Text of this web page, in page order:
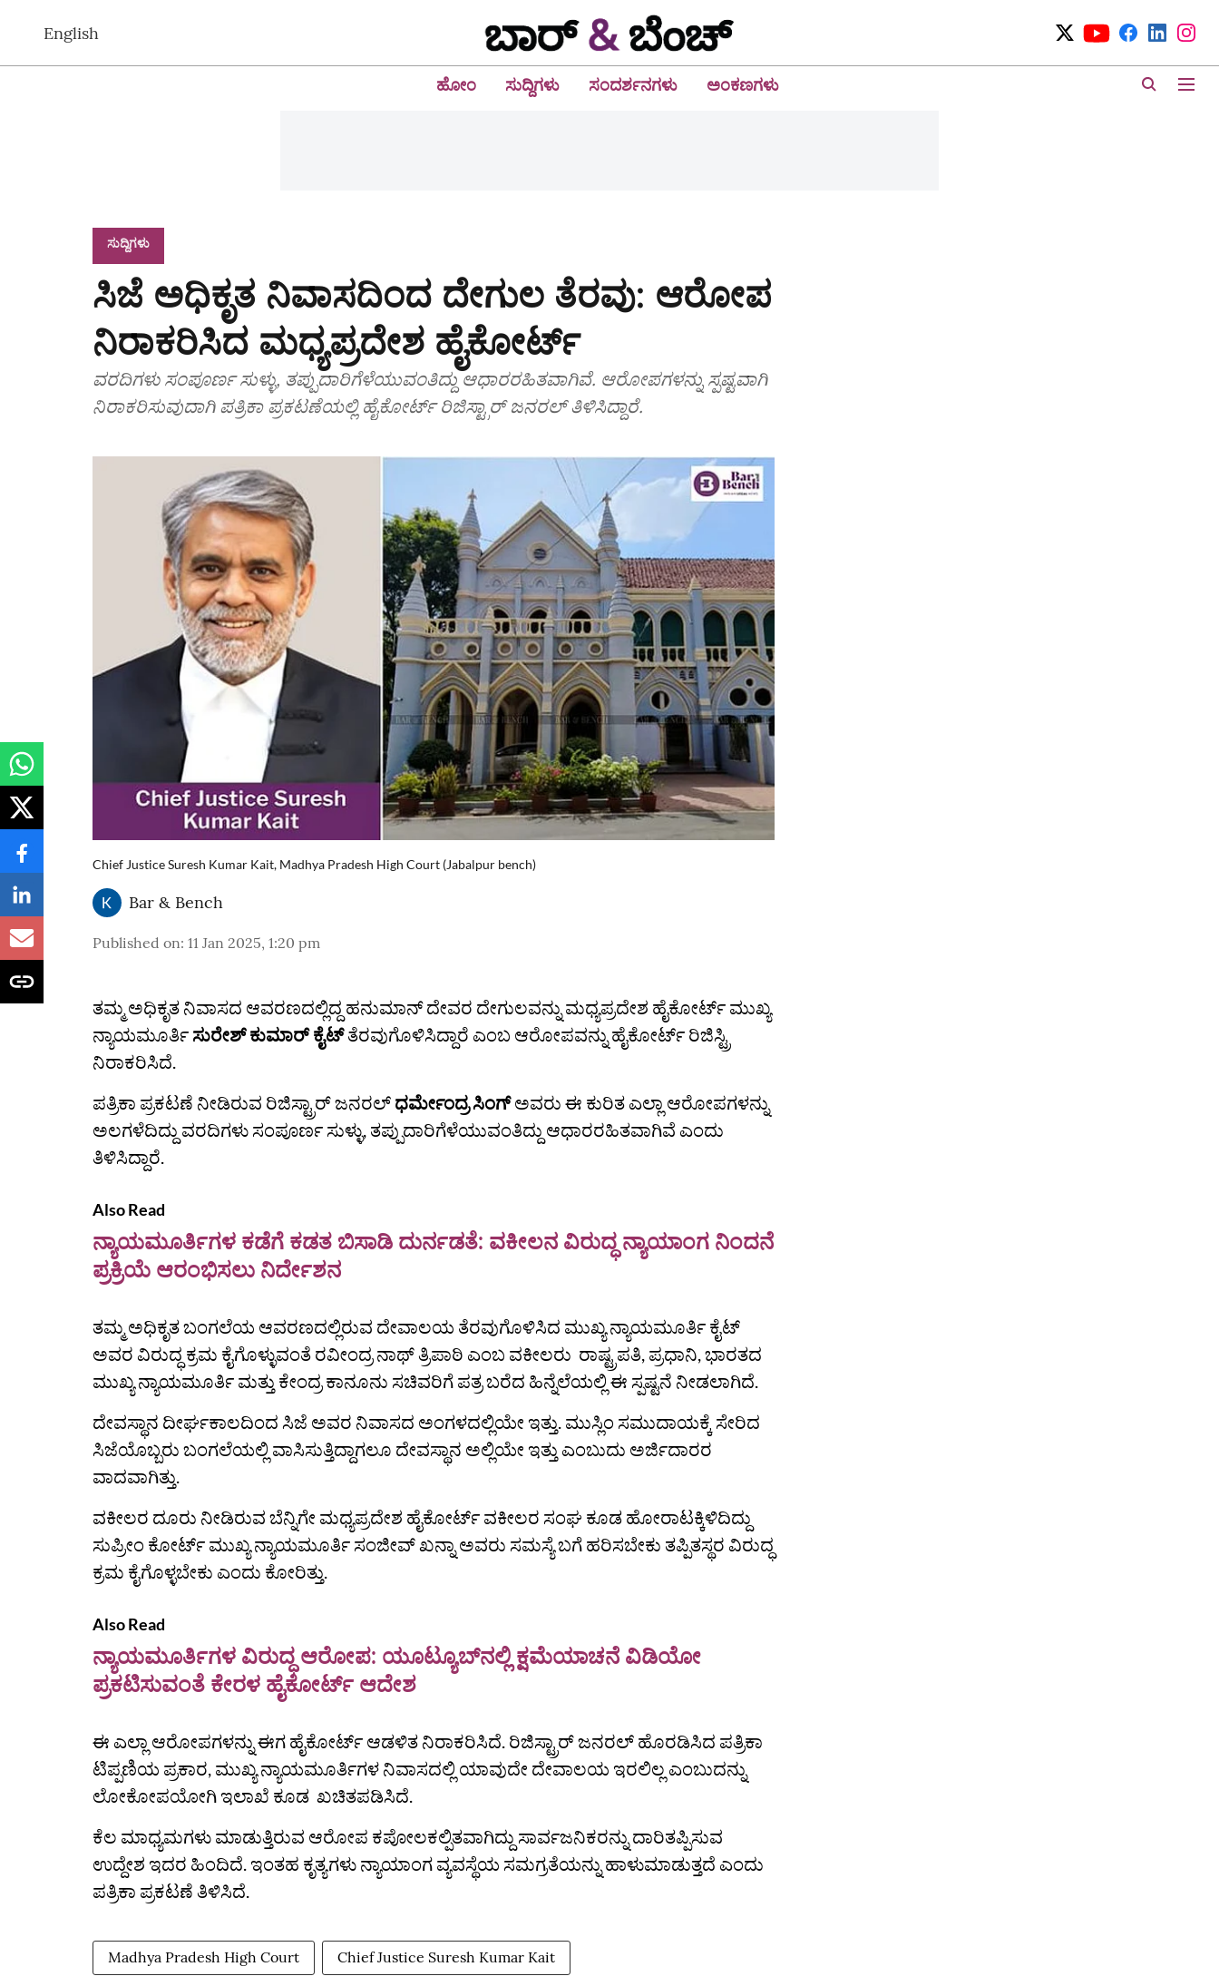
English
ಹೋಂ ಸುದ್ದಿಗಳು ಸಂದರ್ಶನಗಳು ಅಂಕಣಗಳು
ಸುದ್ದಿಗಳು
ಸಿಜೆ ಅಧಿಕೃತ ನಿವಾಸದಿಂದ ದೇಗುಲ ತೆರವು: ಆರೋಪ
ನಿರಾಕರಿಸಿದ ಮಧ್ಯಪ್ರದೇಶ ಹೈಕೋರ್ಟ್
ವರದಿಗಳು ಸಂಪೂರ್ಣ ಸುಳ್ಳು, ತಪ್ಪುದಾರಿಗೆಳೆಯುವಂತಿದ್ದು ಆಧಾರರಹಿತವಾಗಿವೆ. ಆರೋಪಗಳನ್ನು ಸ್ಪಷ್ಟವಾಗಿ
ನಿರಾಕರಿಸುವುದಾಗಿ ಪತ್ರಿಕಾ ಪ್ರಕಟಣೆಯಲ್ಲಿ ಹೈಕೋರ್ಟ್ ರಿಜಿಸ್ಟ್ರಾರ್ ಜನರಲ್ ತಿಳಿಸಿದ್ದಾರೆ.
Chief Justice Suresh Kumar Kait, Madhya Pradesh High Court (Jabalpur bench)
Bar & Bench
Published on: 11 Jan 2025, 1:20 pm
ತಮ್ಮ ಅಧಿಕೃತ ನಿವಾಸದ ಆವರಣದಲ್ಲಿದ್ದ ಹನುಮಾನ್‌ ದೇವರ ದೇಗುಲವನ್ನು ಮಧ್ಯಪ್ರದೇಶ ಹೈಕೋರ್ಟ್‌ ಮುಖ್ಯ
ನ್ಯಾಯಮೂರ್ತಿ ಸುರೇಶ್‌ ಕುಮಾರ್‌ ಕೈಟ್‌ತೆರವುಗೊಳಿಸಿದ್ದಾರೆ ಎಂಬ ಆರೋಪವನ್ನು ಹೈಕೋರ್ಟ್‌ ರಿಜಿಸ್ಟ್ರಿ
ನಿರಾಕರಿಸಿದೆ.
ಪತ್ರಿಕಾ ಪ್ರಕಟಣೆ ನೀಡಿರುವ ರಿಜಿಸ್ಟ್ರಾರ್ ಜನರಲ್ ಧರ್ಮೇಂದ್ರ ಸಿಂಗ್ಅವರು ಈ ಕುರಿತ ಎಲ್ಲಾ ಆರೋಪಗಳನ್ನು
ಅಲಗಳೆದಿದ್ದು ವರದಿಗಳು ಸಂಪೂರ್ಣ ಸುಳ್ಳು, ತಪ್ಪುದಾರಿಗೆಳೆಯುವಂತಿದ್ದು ಆಧಾರರಹಿತವಾಗಿವೆ ಎಂದು
ತಿಳಿಸಿದ್ದಾರೆ.
Also Read
ನ್ಯಾಯಮೂರ್ತಿಗಳ ಕಡೆಗೆ ಕಡತ ಬಿಸಾಡಿ ದುರ್ನಡತೆ: ವಕೀಲನ ವಿರುದ್ಧ ನ್ಯಾಯಾಂಗ ನಿಂದನೆ
ಪ್ರಕ್ರಿಯೆ ಆರಂಭಿಸಲು ನಿರ್ದೇಶನ
ತಮ್ಮ ಅಧಿಕೃತ ಬಂಗಲೆಯ ಆವರಣದಲ್ಲಿರುವ ದೇವಾಲಯ ತೆರವುಗೊಳಿಸಿದ ಮುಖ್ಯ ನ್ಯಾಯಮೂರ್ತಿ ಕೈಟ್
ಅವರ ವಿರುದ್ಧ ಕ್ರಮ ಕೈಗೊಳ್ಳುವಂತೆ ರವೀಂದ್ರ ನಾಥ್ ತ್ರಿಪಾಠಿ ಎಂಬ ವಕೀಲರು ರಾಷ್ಟ್ರಪತಿ, ಪ್ರಧಾನಿ, ಭಾರತದ
ಮುಖ್ಯ ನ್ಯಾಯಮೂರ್ತಿ ಮತ್ತು ಕೇಂದ್ರ ಕಾನೂನು ಸಚಿವರಿಗೆ ಪತ್ರ ಬರೆದ ಹಿನ್ನೆಲೆಯಲ್ಲಿ ಈ ಸ್ಪಷ್ಟನೆ ನೀಡಲಾಗಿದೆ.
ದೇವಸ್ಥಾನ ದೀರ್ಘಕಾಲದಿಂದ ಸಿಜೆ ಅವರ ನಿವಾಸದ ಅಂಗಳದಲ್ಲಿಯೇ ಇತ್ತು. ಮುಸ್ಲಿಂ ಸಮುದಾಯಕ್ಕೆ ಸೇರಿದ
ಸಿಜೆಯೊಬ್ಬರು ಬಂಗಲೆಯಲ್ಲಿ ವಾಸಿಸುತ್ತಿದ್ದಾಗಲೂ ದೇವಸ್ಥಾನ ಅಲ್ಲಿಯೇ ಇತ್ತು ಎಂಬುದು ಅರ್ಜಿದಾರರ
ವಾದವಾಗಿತ್ತು.
ವಕೀಲರ ದೂರು ನೀಡಿರುವ ಬೆನ್ನಿಗೇ ಮಧ್ಯಪ್ರದೇಶ ಹೈಕೋರ್ಟ್‌ ವಕೀಲರ ಸಂಘ ಕೂಡ ಹೋರಾಟಕ್ಕಿಳಿದಿದ್ದು
ಸುಪ್ರೀಂ ಕೋರ್ಟ್‌ ಮುಖ್ಯ ನ್ಯಾಯಮೂರ್ತಿ ಸಂಜೀವ್‌ ಖನ್ನಾ ಅವರು ಸಮಸ್ಯೆ ಬಗೆ ಹರಿಸಬೇಕು ತಪ್ಪಿತಸ್ಥರ ವಿರುದ್ಧ
ಕ್ರಮ ಕೈಗೊಳ್ಳಬೇಕು ಎಂದು ಕೋರಿತ್ತು.
Also Read
ನ್ಯಾಯಮೂರ್ತಿಗಳ ವಿರುದ್ಧ ಆರೋಪ: ಯೂಟ್ಯೂಬ್‌ನಲ್ಲಿ ಕ್ಷಮೆಯಾಚನೆ ವಿಡಿಯೋ
ಪ್ರಕಟಿಸುವಂತೆ ಕೇರಳ ಹೈಕೋರ್ಟ್ ಆದೇಶ
ಈ ಎಲ್ಲಾ ಆರೋಪಗಳನ್ನು ಈಗ ಹೈಕೋರ್ಟ್ ಆಡಳಿತ ನಿರಾಕರಿಸಿದೆ. ರಿಜಿಸ್ಟ್ರಾರ್ ಜನರಲ್ ಹೊರಡಿಸಿದ ಪತ್ರಿಕಾ
ಟಿಪ್ಪಣಿಯ ಪ್ರಕಾರ, ಮುಖ್ಯ ನ್ಯಾಯಮೂರ್ತಿಗಳ ನಿವಾಸದಲ್ಲಿ ಯಾವುದೇ ದೇವಾಲಯ ಇರಲಿಲ್ಲ ಎಂಬುದನ್ನು
ಲೋಕೋಪಯೋಗಿ ಇಲಾಖೆ ಕೂಡ ಖಚಿತಪಡಿಸಿದೆ.
ಕೆಲ ಮಾಧ್ಯಮಗಳು ಮಾಡುತ್ತಿರುವ ಆರೋಪ ಕಪೋಲಕಲ್ಪಿತವಾಗಿದ್ದು ಸಾರ್ವಜನಿಕರನ್ನು ದಾರಿತಪ್ಪಿಸುವ
ಉದ್ದೇಶ ಇದರ ಹಿಂದಿದೆ. ಇಂತಹ ಕೃತ್ಯಗಳು ನ್ಯಾಯಾಂಗ ವ್ಯವಸ್ಥೆಯ ಸಮಗ್ರತೆಯನ್ನು ಹಾಳುಮಾಡುತ್ತದೆ ಎಂದು
ಪತ್ರಿಕಾ ಪ್ರಕಟಣೆ ತಿಳಿಸಿದೆ.
Madhya Pradesh High Court Chief Justice Suresh Kumar Kait